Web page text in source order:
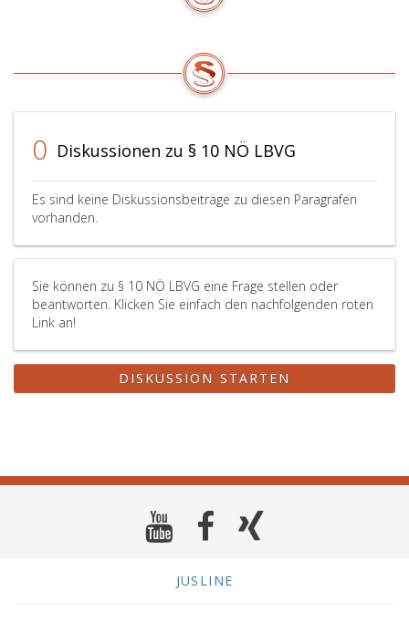
0 Diskussionen zu § 10 NÖ LBVG
Es sind keine Diskussionsbeiträge zu diesen Paragrafen
vorhanden.
Sie können zu § 10 NÖ LBVG eine Frage stellen oder
beantworten. Klicken Sie einfach den nachfolgenden roten
Link an!
DISKUSSION STARTEN
JUSLINE